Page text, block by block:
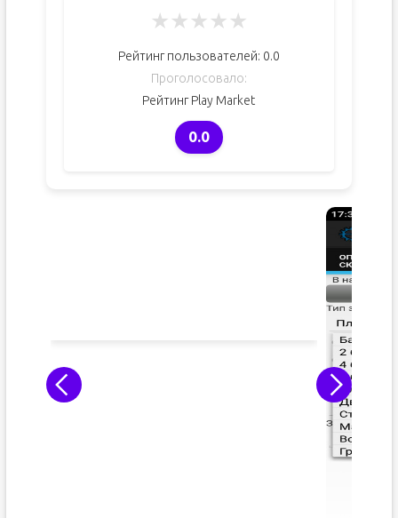
★★★★★
Рейтинг пользователей: 0.0
Проголосовало:
Рейтинг Play Market
0.0